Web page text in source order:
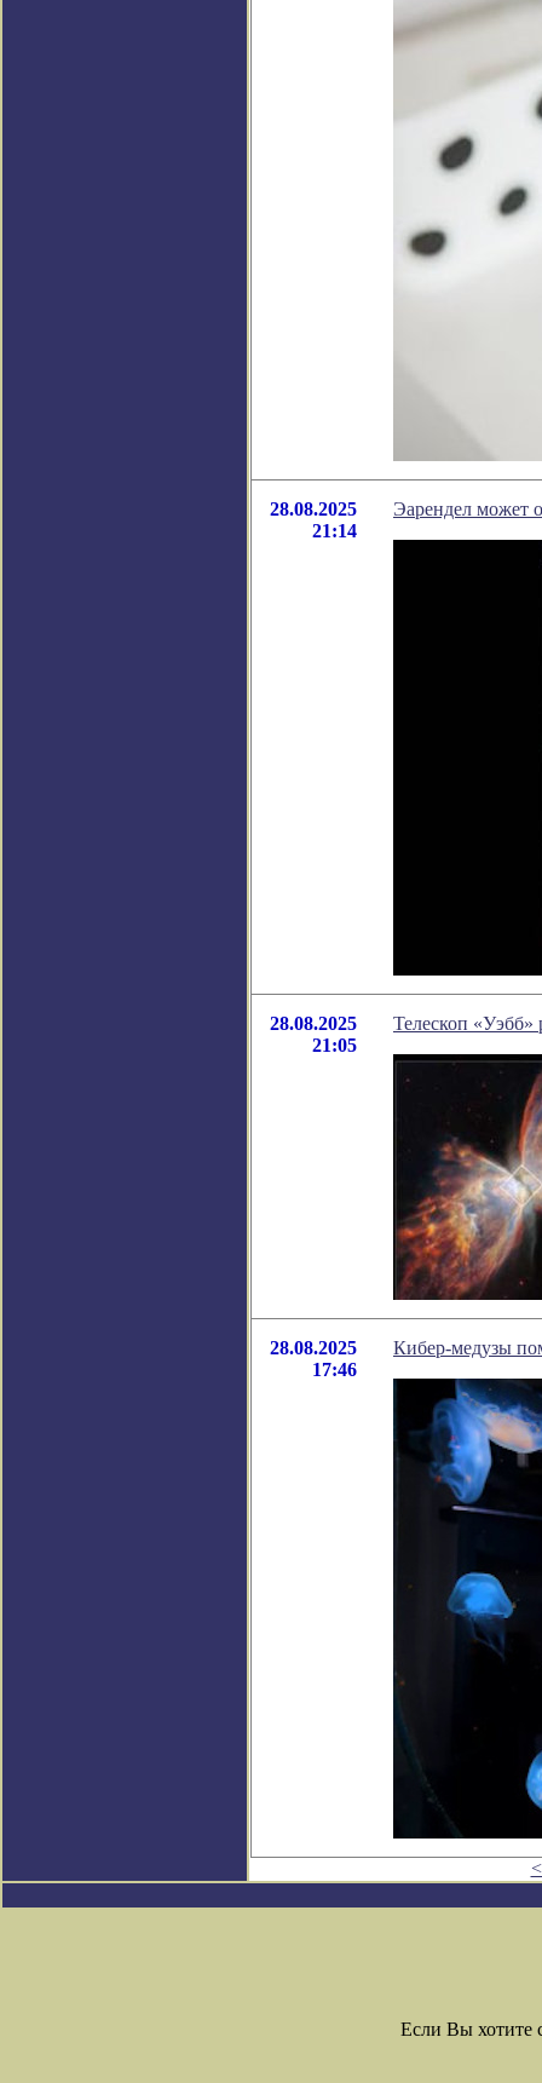
28.08.2025
21:14
Эарендел может
28.08.2025
21:05
Телескоп «Уэбб»
28.08.2025
17:46
Кибер-медузы
Если Вы хотите